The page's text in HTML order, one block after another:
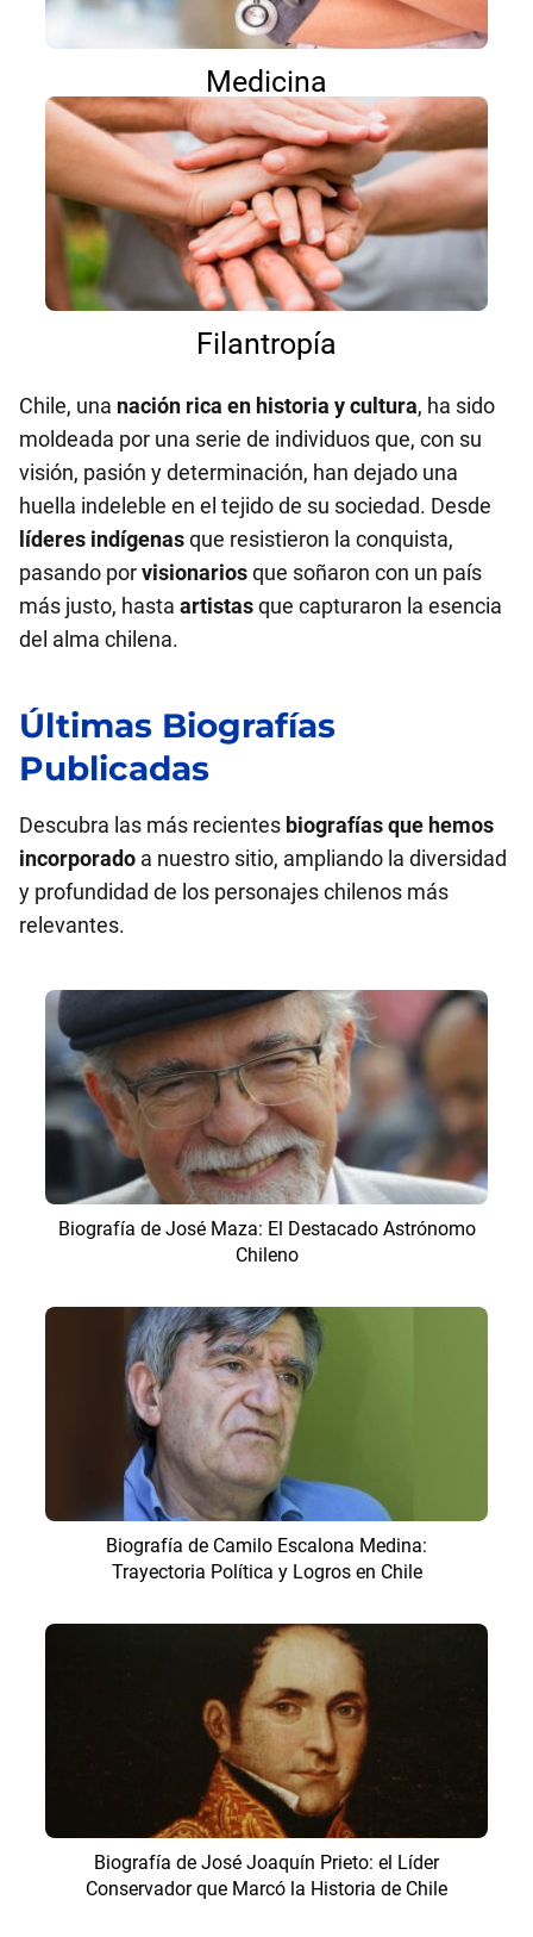
Medicina
Filantropía
Chile, una nación rica en historia y cultura, ha sido
moldeada por una serie de individuos que, con su
visión, pasión y determinación, han dejado una
huella indeleble en el tejido de su sociedad. Desde
líderes indígenasque resistieron la conquista,
pasando porvisionariosque soñaron con un país
más justo, hasta artistasque capturaron la esencia
del alma chilena.
Últimas Biografías
Publicadas
Descubra las más recientes biografías que hemos
incorporado a nuestro sitio, ampliando la diversidad
y profundidad de los personajes chilenos más
relevantes.
Biografía de José Maza: El Destacado Astrónomo
Chileno
Biografía de Camilo Escalona Medina:
Trayectoria Política y Logros en Chile
Biografía de José Joaquín Prieto: el Líder
Conservador que Marcó la Historia de Chile